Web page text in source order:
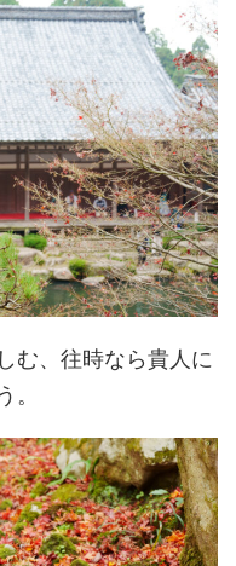
む、往時なら貴人に
。